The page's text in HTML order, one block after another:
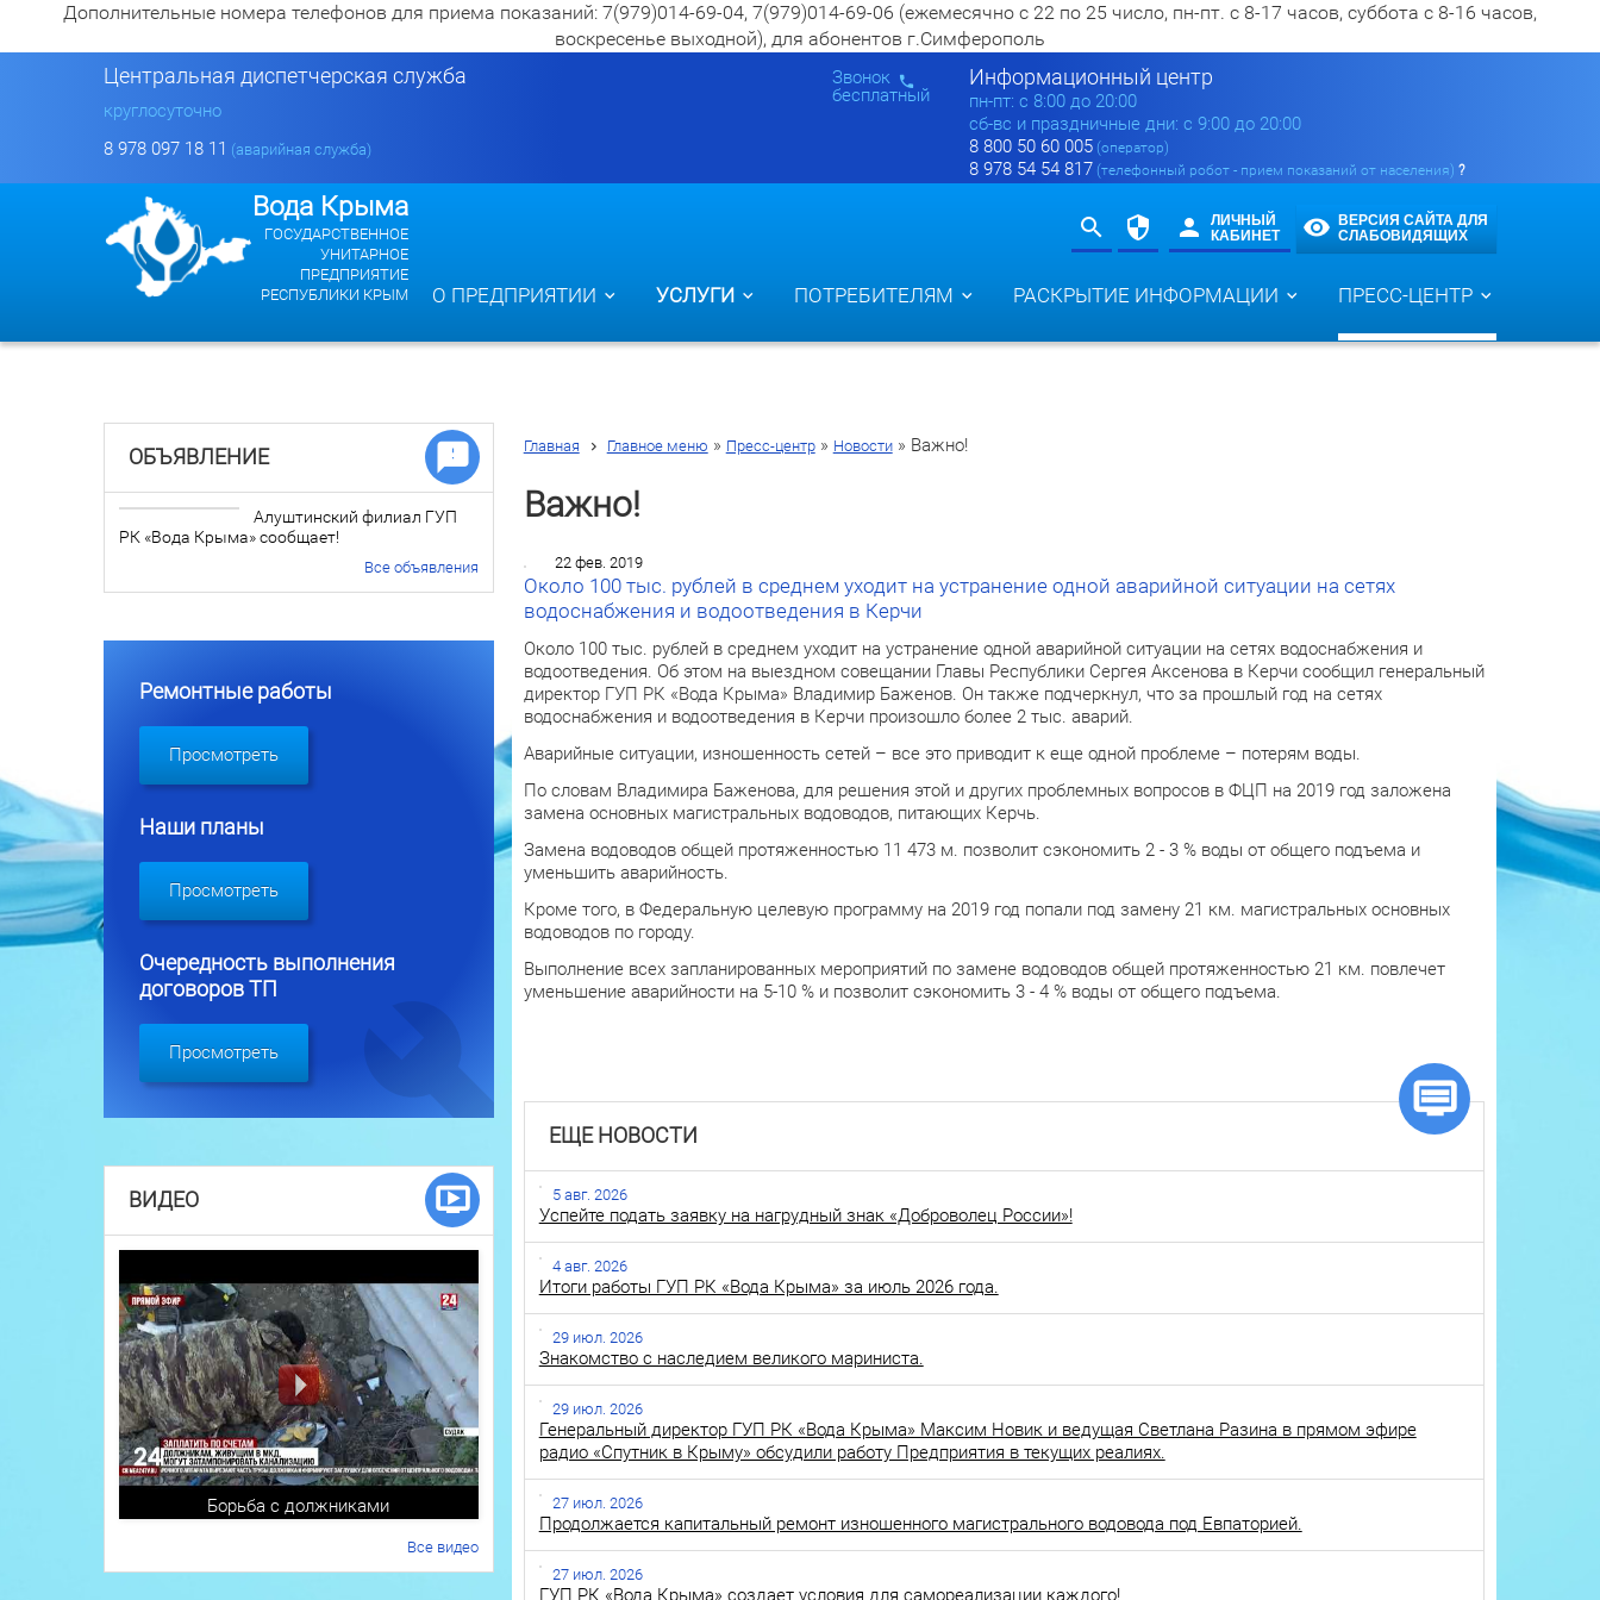
Дополнительные номера телефонов для приема показаний: 7(979)014-69-04, 7(979)014-69-06 (ежемесячно с 22 по 25 число, пн-пт. с 8-17 часов, суббота с 8-16 часов,
воскресенье выходной), для абонентов г.Симферополь
Информационный центр
пн-пт: c 8:00 до 20:00
сб-вс и праздничные дни: с 9:00 до 20:00
8 800 50 60 005 (оператор)
8 978 54 54 817 (телефонный робот - прием показаний от населения) ?
Звонок
бесплатный
Центральная диспетчерская служба
круглосуточно
8 978 097 18 11 (аварийная служба)
Вода Крыма
ГОСУДАРСТВЕННОЕ
УНИТАРНОЕ
ПРЕДПРИЯТИЕ
РЕСПУБЛИКИ КРЫМ
ЛИЧНЫЙ
КАБИНЕТ
ВЕРСИЯ САЙТА ДЛЯ
СЛАБОВИДЯЩИХ
О ПРЕДПРИЯТИИ УСЛУГИ ПОТРЕБИТЕЛЯМ РАСКРЫТИЕ ИНФОРМАЦИИ ПРЕСС-ЦЕНТР
Главная Главное меню » Пресс-центр» Новости» Важно!
Важно!
22 фев. 2019
Около 100 тыс. рублей в среднем уходит на устранение одной аварийной ситуации на сетях
водоснабжения и водоотведения в Керчи
Около 100 тыс. рублей в среднем уходит на устранение одной аварийной ситуации на сетях водоснабжения и
водоотведения. Об этом на выездном совещании Главы Республики Сергея Аксенова в Керчи сообщил генеральный
директор ГУП РК «Вода Крыма» Владимир Баженов. Он также подчеркнул, что за прошлый год на сетях
водоснабжения и водоотведения в Керчи произошло более 2 тыс. аварий.
Аварийные ситуации, изношенность сетей – все это приводит к еще одной проблеме – потерям воды.
По словам Владимира Баженова, для решения этой и других проблемных вопросов в ФЦП на 2019 год заложена
замена основных магистральных водоводов, питающих Керчь.
Замена водоводов общей протяженностью 11 473 м. позволит сэкономить 2 - 3 % воды от общего подъема и
уменьшить аварийность.
Кроме того, в Федеральную целевую программу на 2019 год попали под замену 21 км. магистральных основных
водоводов по городу.
Выполнение всех запланированных мероприятий по замене водоводов общей протяженностью 21 км. повлечет
уменьшение аварийности на 5-10 % и позволит сэкономить 3 - 4 % воды от общего подъема.
ЕЩЕ НОВОСТИ
5 авг. 2026
Успейте подать заявку на нагрудный знак «Доброволец России»!
4 авг. 2026
Итоги работы ГУП РК «Вода Крыма» за июль 2026 года.
29 июл. 2026
Знакомство с наследием великого мариниста.
29 июл. 2026
Генеральный директор ГУП РК «Вода Крыма» Максим Новик и ведущая Светлана Разина в прямом эфире
радио «Спутник в Крыму» обсудили работу Предприятия в текущих реалиях.
27 июл. 2026
Продолжается капитальный ремонт изношенного магистрального водовода под Евпаторией.
27 июл. 2026
ГУП РК «Вода Крыма» создает условия для самореализации каждого!
ОБЪЯВЛЕНИЕ
Алуштинский филиал ГУП
РК «Вода Крыма» сообщает!
Все объявления
Ремонтные работы
Просмотреть
Наши планы
Просмотреть
Очередность выполнения
договоров ТП
Просмотреть
ВИДЕО
Борьба с должниками
Все видео